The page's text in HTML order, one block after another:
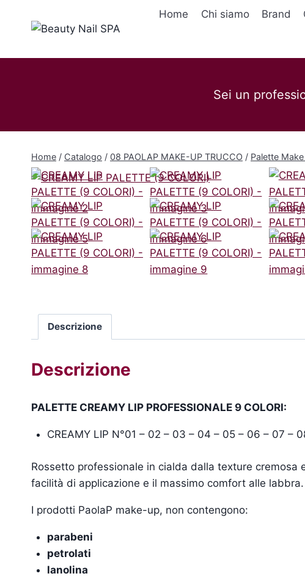
Home Chi siamo Brand
Sei un
Home / Catalogo / 08 PAOLAP MAKE-UP TRUCCO / Palette
Descrizione
Descrizione
PALETTE CREAMY LIP PROFESSIONALE 9 COLORI:
CREAMY LIP N°01 – 02 – 03 – 04 – 05 – 06 – 07 –
Rossetto professionale in cialda dalla texture cremosa
facilità di applicazione e il massimo comfort alle labbra.
I prodotti PaolaP make-up, non contengono:
parabeni
petrolati
lanolina